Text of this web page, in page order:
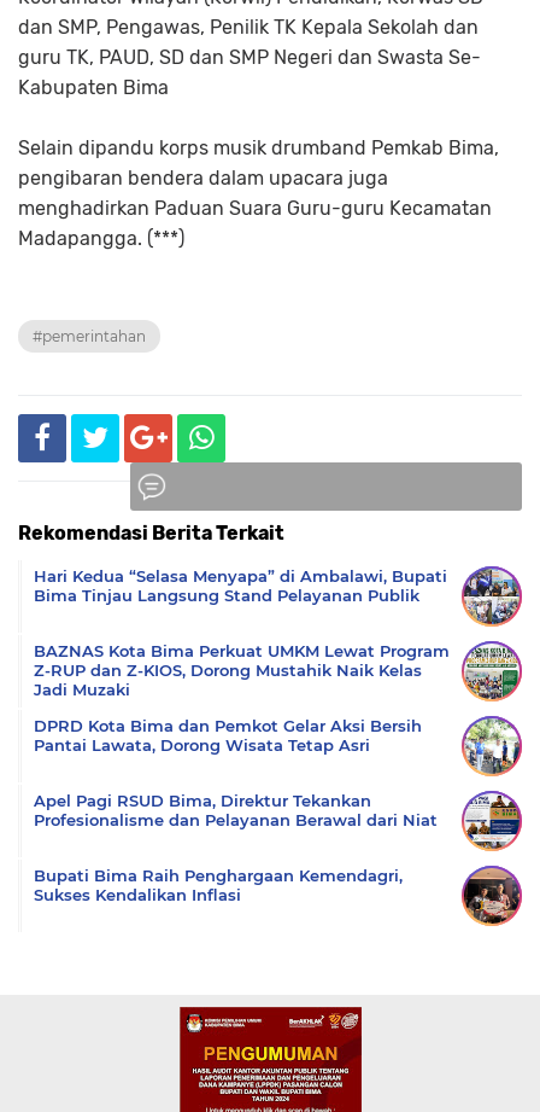
dan SMP, Pengawas, Penilik TK Kepala Sekolah dan
guru TK, PAUD, SD dan SMP Negeri dan Swasta Se-
Kabupaten Bima
Selain dipandu korps musik drumband Pemkab Bima,
pengibaran bendera dalam upacara juga
menghadirkan Paduan Suara Guru-guru Kecamatan
Madapangga. (***)
#pemerintahan
Rekomendasi Berita Terkait
Hari Kedua “Selasa Menyapa” di Ambalawi, Bupati
Bima Tinjau Langsung Stand Pelayanan Publik
BAZNAS Kota Bima Perkuat UMKM Lewat Program
Z-RUP dan Z-KIOS, Dorong Mustahik Naik Kelas
Jadi Muzaki
DPRD Kota Bima dan Pemkot Gelar Aksi Bersih
Pantai Lawata, Dorong Wisata Tetap Asri
Apel Pagi RSUD Bima, Direktur Tekankan
Profesionalisme dan Pelayanan Berawal dari Niat
Bupati Bima Raih Penghargaan Kemendagri,
Sukses Kendalikan Inflasi